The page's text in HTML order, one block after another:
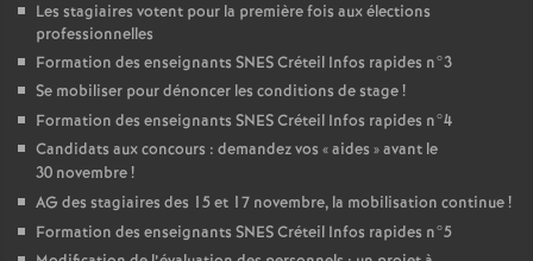
Les stagiaires votent pour la première fois aux élections
professionnelles
Formation des enseignants SNESCréteil Infos rapides n°3
Se mobiliser pour dénoncer les conditions de stage!
Formation des enseignants SNESCréteil Infos rapides n°4
Candidats aux concours : demandez vos «aides » avant le
30 novembre!
AG des stagiaires des 15 et 17 novembre, la mobilisation continue!
Formation des enseignants SNESCréteil Infos rapides n°5